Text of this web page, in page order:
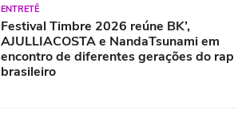
ENTRETÊ
Festival Timbre 2026 reúne BK’,
AJULLIACOSTA e NandaTsunami em
encontro de diferentes gerações do rap
brasileiro